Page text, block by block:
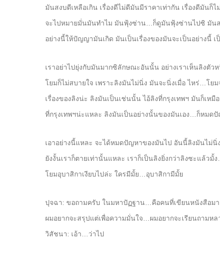
มันสงบดีเหลือเกิน เรื่องดีไม่ดีมันมีราคาเท่ากัน เรื่องดีมันก็ไ
จะไปหมายมั่นมันทำไม มันฟุ้งซ่าน…ก็ดูมันฟุ้งซ่านไปซิ มัน
อย่างนี้ให้ปัญญามันเกิด มันเป็นเรื่องของมันจะเป็นอย่างนี้
เราอย่าไปยุ่งกับมันมากซิลักษณะอันนั้น อย่างเราเห็นลิงตั
โยมก็ไม่สบายใจ เพราะลิงมันไม่นิ่ง มันจะนิ่งเมื่อ ไหร่…โย
เรื่องของลิงน่ะ ลิงมันเป็นเช่นนั้น ไอ้ลิงที่กรุงเทพฯ มันก็เห
ที่กรุงเทพฯน่ะแหละ ลิงมันเป็นอย่างนั้นของมันเอง…ก็หมด
เอาอย่างนี้แหละ จะได้หมดปัญหาของมันไป อันนี้ลิงมันไม่นิ่
ยังงั้นเราก็ตายเท่านั้นแหละ เราก็เป็นลิงยิ่งกว่าลิงซะแล้ว
โยมอุบาสิกาเงียบไปล่ะ ใครมีมั้ย…อุบาสิกามีมั้ย
ปุจฉา: ขอถามครับ ในมหาปัฏฐาน…คือคนที่เขียนหนังสือม
ผมอยากจะสรุปแต่เพื่อความมั่นใจ…ผมอยากจะเรียนถามหล
วิสัชนา: เอ้า…ว่าไป